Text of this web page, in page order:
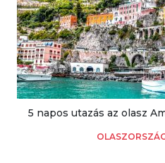
5 napos utazás az olasz